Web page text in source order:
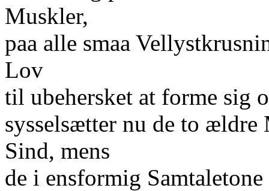
Muskler,
paa alle smaa
Lov
til ubehersket at forme sig
sysselsætter nu de to ældre
Sind, mens
de i ensformig